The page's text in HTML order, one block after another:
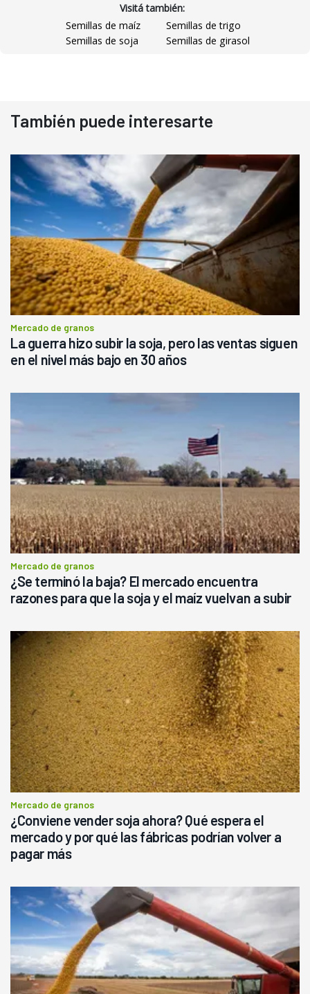
Visitá también:
Semillas de maíz
Semillas de trigo
Semillas de soja
Semillas de girasol
También puede interesarte
Mercado de granos
La guerra hizo subir la soja, pero las ventas siguen
en el nivel más bajo en 30 años
Mercado de granos
¿Se terminó la baja? El mercado encuentra
razones para que la soja y el maíz vuelvan a subir
Mercado de granos
¿Conviene vender soja ahora? Qué espera el
mercado y por qué las fábricas podrían volver a
pagar más